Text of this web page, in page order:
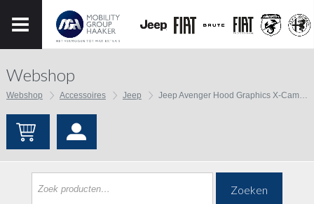
Webshop
Webshop Accessoires Jeep Jeep Avenger Hood Graphics X-Camo Design With Avenger Logo
Zoeken